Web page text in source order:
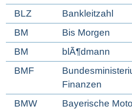
BLZ
Bankleitzahl
BM
Bis Morgen
BM
blÃ¶dmann
BMF
Finanzen
BMW
Bayerische